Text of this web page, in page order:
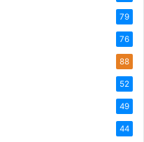
79
76
88
52
49
44